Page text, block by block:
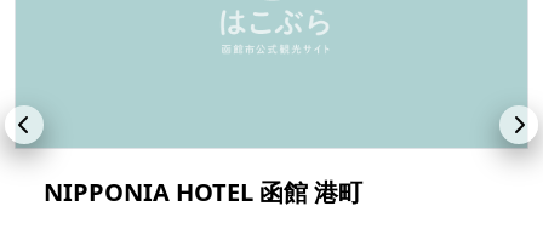
NIPPONIA HOTEL 函館 港町